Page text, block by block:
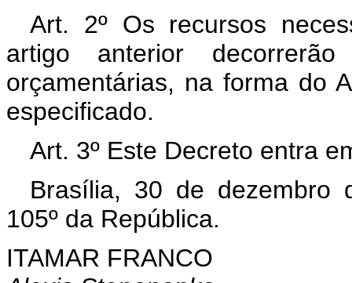
Art. 2º Os recursos
artigo anterior
orçamentárias, na forma do
especificado.
Art. 3º Este Decreto entra
Brasília, 30 de dezembro
105º da República.
ITAMAR FRANCO